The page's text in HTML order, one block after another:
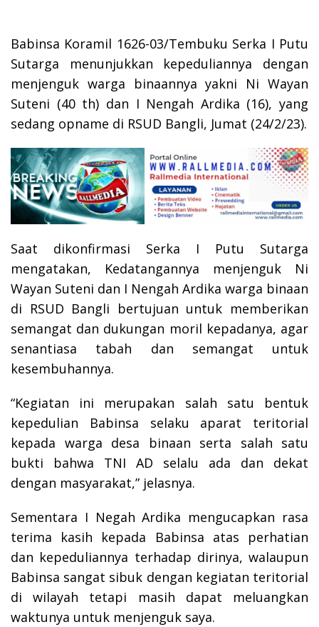
Babinsa Koramil 1626-03/Tembuku Serka I Putu
Sutarga menunjukkan kepeduliannya dengan
menjenguk warga binaannya yakni Ni Wayan
Suteni (40 th) dan I Nengah Ardika (16), yang
sedang opname di RSUD Bangli, Jumat (24/2/23).
Saat dikonfirmasi Serka I Putu Sutarga
mengatakan, Kedatangannya menjenguk Ni
Wayan Suteni dan I Nengah Ardika warga binaan
di RSUD Bangli bertujuan untuk memberikan
semangat dan dukungan moril kepadanya, agar
senantiasa tabah dan semangat untuk
kesembuhannya.
“Kegiatan ini merupakan salah satu bentuk
kepedulian Babinsa selaku aparat teritorial
kepada warga desa binaan serta salah satu
bukti bahwa TNI AD selalu ada dan dekat
dengan masyarakat,” jelasnya.
Sementara I Negah Ardika mengucapkan rasa
terima kasih kepada Babinsa atas perhatian
dan kepeduliannya terhadap dirinya, walaupun
Babinsa sangat sibuk dengan kegiatan teritorial
di wilayah tetapi masih dapat meluangkan
waktunya untuk menjenguk saya.